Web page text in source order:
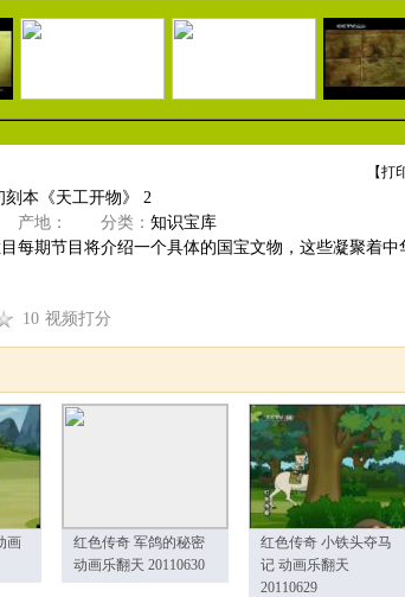
【打
刻本《天工开物》 2
地： 分类： 知识宝库
目每期节目将介绍一个具体的国宝文物，这些凝聚着
10 视频打分
画
红色传奇 军鸽的秘密
动画乐翻天 20110630
红色传奇 小铁头夺马
记 动画乐翻天
20110629